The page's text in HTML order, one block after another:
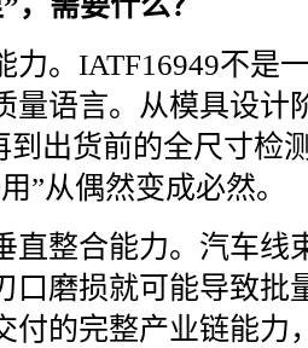
力。IATF16949不是
量语言。从模具设计
到出货前的全尺寸检
”从偶然变成必然。
直整合能力。汽车线
口磨损就可能导致批
付的完整产业链能力